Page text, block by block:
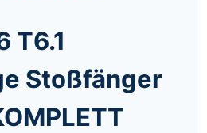
T6.1
Stoßfänger